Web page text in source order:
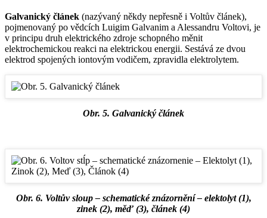
Galvanický článek (nazývaný někdy nepřesně i Voltův článek),
pojmenovaný po vědcích Luigim Galvanim a Alessandru Voltovi, je
v principu druh elektrického zdroje schopného měnit
elektrochemickou reakci na elektrickou energii. Sestává ze dvou
elektrod spojených iontovým vodičem, zpravidla elektrolytem.
Obr. 5. Galvanický článek
Obr. 6. Voltův sloup – schematické znázornění – elektolyt (1),
zinek (2), měď (3), článek (4)